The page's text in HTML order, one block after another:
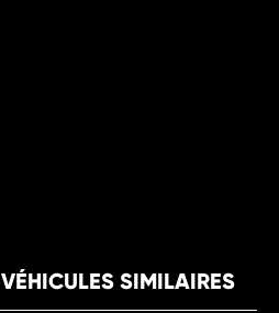
VÉHICULES SIMILAIRES